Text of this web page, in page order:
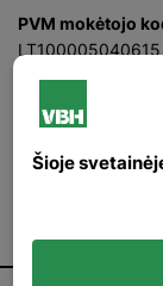
PVM mokėtojo
LT100005040615
Direktorius
Facebook
LinkedIn
Šioje